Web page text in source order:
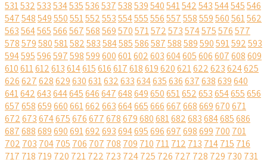
531532533534535536537538539540541542543544545546
547548549550551552553554555556557558559560561562
563564565566567568569570571572573574575576577
578579580581582583584585586587588589590591592593
594595596597598599600601602603604605606607608609
610611612613614615616617618619620621622623624625
626627628629630631632633634635636637638639640
641642643644645646647648649650651652653654655656
657658659660661662663664665666667668669670671
672673674675676677678679680681682683684685686
687688689690691692693694695696697698699 700 701
702 703 704705 706 707 708 709 710 711712 713 714715 716
717 718 719 720 721722 723 724725 726 727 728 729 730 731